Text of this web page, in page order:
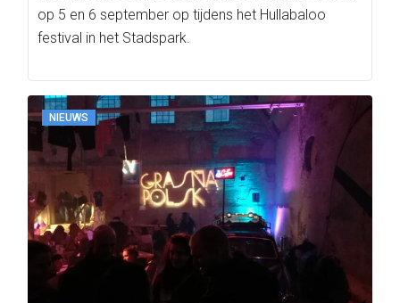
op 5 en 6 september op tijdens het Hullabaloo
festival in het Stadspark.
NIEUWS